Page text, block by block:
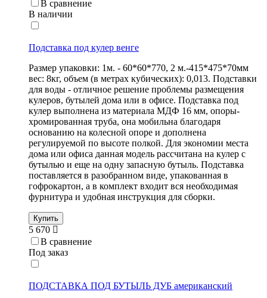
В сравнение
В наличии
Подставка под кулер венге
Размер упаковки: 1м. - 60*60*770, 2 м.-415*475*70мм
вес: 8кг, объем (в метрах кубических): 0,013. Подставки
для воды - отличное решение проблемы размещения
кулеров, бутылей дома или в офисе. Подставка под
кулер выполнена из материала МДФ 16 мм, опоры-
хромированная труба, она мобильна благодаря
основанию на колесной опоре и дополнена
регулируемой по высоте полкой. Для экономии места
дома или офиса данная модель рассчитана на кулер с
бутылью и еще на одну запасную бутыль. Подставка
поставляется в разобранном виде, упакованная в
гофрокартон, а в комплект входит вся необходимая
фурнитура и удобная инструкция для сборки.
Купить
5 670
В сравнение
Под заказ
ПОДСТАВКА ПОД БУТЫЛЬ ДУБ американский